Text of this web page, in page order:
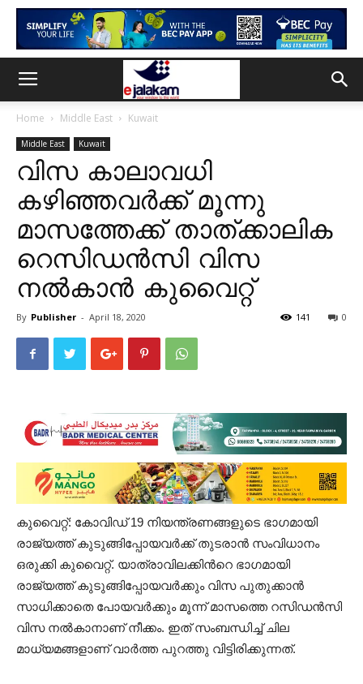
Home Middle East Kuwait
Middle East Kuwait
വിസ കാലാവധി
കഴിഞ്ഞവർക്ക് മൂന്നു
മാസത്തേക്ക് താത്ക്കാലിക
റെസിഡൻസി വിസ
നൽകാൻ കുവൈറ്റ്
By Publisher - April 18, 2020 0
141
കുവൈറ്റ്: കോവിഡ് 19 നിയന്ത്രണങ്ങളുടെ ഭാഗമാ‌യി
രാജ്യത്ത് കുടുങ്ങിപ്പോയവർക്ക് തുടരാൻ സംവിധാനം
ഒരുക്കി കുവൈറ്റ്. യാത്രാവിലക്കിന്‍റെ ഭാഗമായി
രാജ്യത്ത് കുടുങ്ങിപ്പോയവര്‍ക്കും വിസ പുതുക്കാൻ
സാധിക്കാതെ പോയവർക്കും മൂന്ന് മാസത്തെ റസിഡൻസി
വിസ നൽകാനാണ് നീക്കം. ഇത് സംബന്ധിച്ച് ചില
മാധ്യമങ്ങളാണ് വാർത്ത പുറത്തു വിട്ടിരിക്കുന്നത്.